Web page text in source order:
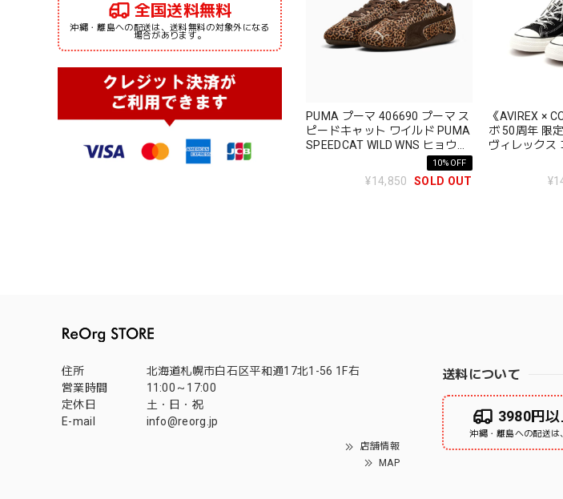
全国送料無料
沖縄・離島への配送は、送料無料の対象外になる
場合があります。
PUMA プーマ 406690 プーマ ス
ピードキャット ワイルド PUMA
SPEEDCAT WILD WNS ヒョウ柄
ベストセラー 即完モデル10%OFF
¥14,850 SOLD OUT
《AVIREX ×
ボ 50周年 限
ヴィレックス
スター エイ
ー ALL STAR
住所
北海道札幌市白石区平和通17北1-56 1F右
営業時間
11:00～17:00
定休日
土・日・祝
E-mail
info@reorg.jp
店舗情報
MAP
送料について
3980円
沖縄・離島への配送は